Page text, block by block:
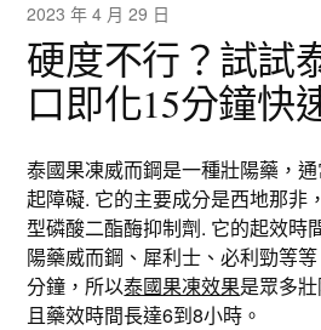
2023 年 4 月 29 日
硬度不行？試試
口即化15分鐘快
泰國果凍威而鋼是一種壯陽藥，
起障礙. 它的主要成分是西地那非
型磷酸二酯酶抑制劑. 它的起效時
陽藥威而鋼、犀利士、必利勁等
分鐘，所以泰國果凍效果是眾多
且藥效時間長達6到8小時。